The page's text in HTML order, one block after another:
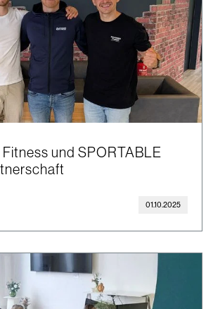
und SPORTABLE
01.10.2025